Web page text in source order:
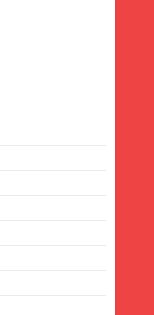
Warga
Sebatang
bagi